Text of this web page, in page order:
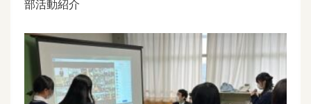
部活動紹介